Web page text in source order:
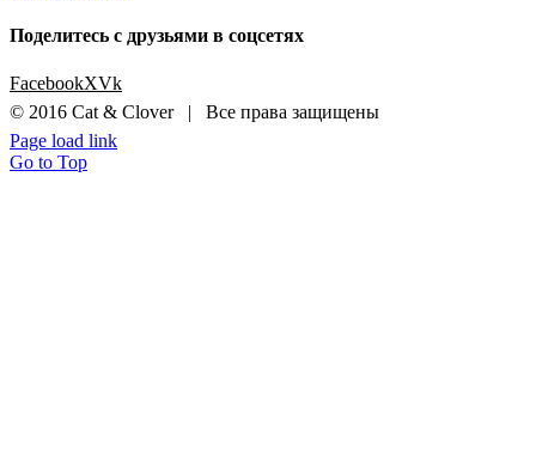
Поделитесь с друзьями в соцсетях
FacebookXVk
© 2016 Cat & Clover | Все права защищены
Page load link
Go to Top